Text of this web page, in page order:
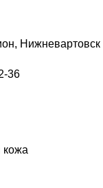
Нижневартовск
36
кожа